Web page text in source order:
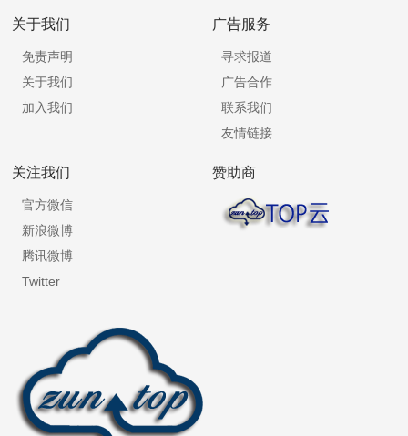
关于我们
免责声明
关于我们
加入我们
广告服务
寻求报道
广告合作
联系我们
友情链接
关注我们
官方微信
新浪微博
腾讯微博
Twitter
赞助商